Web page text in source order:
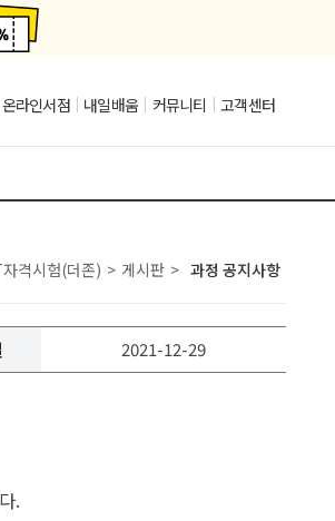
온라인서점 | 내일배움 | 커뮤니티 | 고객센터
격시험(더존) > 게시판 > 과정 공지사항
2021-12-29
.